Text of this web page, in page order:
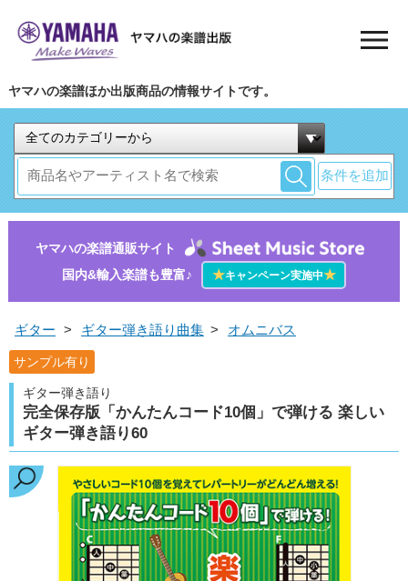
ヤマハの楽譜ほか出版商品の情報サイトです。
条件を追加
ヤマハの楽譜通販サイト
国内&輸入楽譜も豊富♪
★キャンペーン実施中★
ギター > ギター弾き語り曲集 > オムニバス
サンプル有り
ギター弾き語り
完全保存版「かんたんコード10個」で弾ける 楽しい
ギター弾き語り60